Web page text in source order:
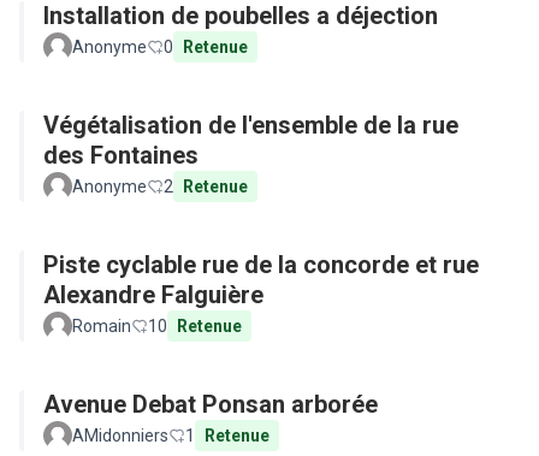
Installation de poubelles a déjection
Anonyme 0 Retenue
Végétalisation de l'ensemble de la rue
des Fontaines
Anonyme 2 Retenue
Piste cyclable rue de la concorde et rue
Alexandre Falguière
Romain 10 Retenue
Avenue Debat Ponsan arborée
AMidonniers 1 Retenue